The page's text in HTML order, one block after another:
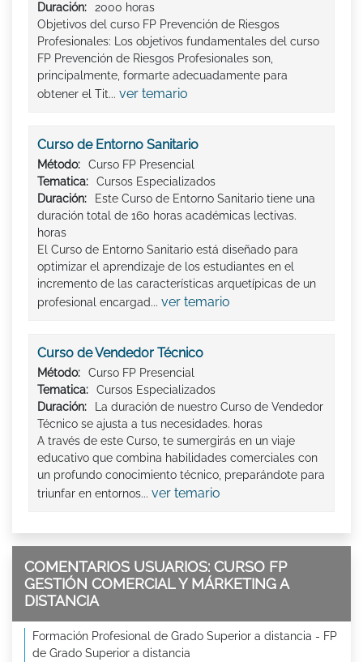
Duración:
2000 horas
Objetivos del curso FP Prevención de Riesgos
Profesionales: Los objetivos fundamentales del curso
FP Prevención de Riesgos Profesionales son,
principalmente, formarte adecuadamente para
obtener el Tit... ver temario
Curso de Entorno Sanitario
Método:
Curso FP Presencial
Tematica:
Cursos Especializados
Duración:
Este Curso de Entorno Sanitario tiene una
duración total de 160 horas académicas lectivas.
horas
El Curso de Entorno Sanitario está diseñado para
optimizar el aprendizaje de los estudiantes en el
incremento de las características arquetípicas de un
profesional encargad... ver temario
Curso de Vendedor Técnico
Método:
Curso FP Presencial
Tematica:
Cursos Especializados
Duración:
La duración de nuestro Curso de Vendedor
Técnico se ajusta a tus necesidades. horas
A través de este Curso, te sumergirás en un viaje
educativo que combina habilidades comerciales con
un profundo conocimiento técnico, preparándote para
triunfar en entornos... ver temario
COMENTARIOS USUARIOS: CURSO FP
GESTIÓN COMERCIAL Y MÁRKETING A
DISTANCIA
Formación Profesional de Grado Superior a distancia - FP
de Grado Superior a distancia